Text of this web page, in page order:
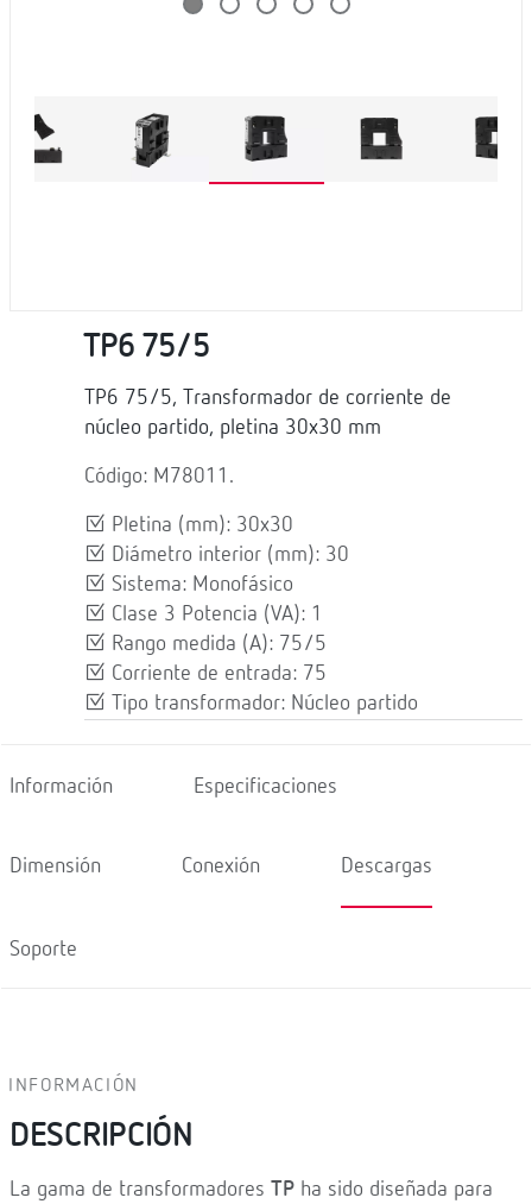
TP6 75/5
TP6 75/5, Transformador de corriente de
núcleo partido, pletina 30x30 mm
Código: M78011.
Pletina (mm): 30x30
Diámetro interior (mm): 30
Sistema: Monofásico
Clase 3 Potencia (VA): 1
Rango medida (A): 75/5
Corriente de entrada: 75
Tipo transformador: Núcleo partido
Información Especificaciones
Dimensión Conexión Descargas
Soporte
INFORMACIÓN
DESCRIPCIÓN
La gama de transformadores TP ha sido diseñada para